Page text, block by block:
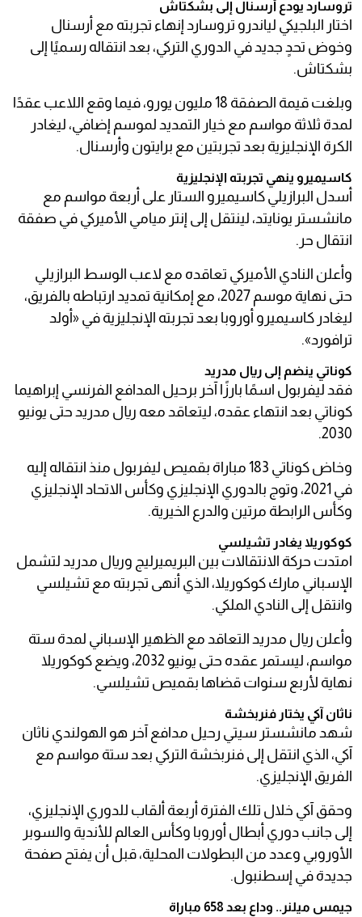
تروسارد يودع أرسنال إلى بشكتاش
اختار البلجيكي لياندرو تروسارد إنهاء تجربته مع أرسنال
وخوض تحدٍ جديد في الدوري التركي، بعد انتقاله رسميًا إلى
بشكتاش.
وبلغت قيمة الصفقة 18 مليون يورو، فيما وقع اللاعب عقدًا
لمدة ثلاثة مواسم مع خيار التمديد لموسم إضافي، ليغادر
الكرة الإنجليزية بعد تجربتين مع برايتون وأرسنال.
كاسيميرو ينهي تجربته الإنجليزية
أسدل البرازيلي كاسيميرو الستار على أربعة مواسم مع
مانشستر يونايتد، لينتقل إلى إنتر ميامي الأميركي في صفقة
انتقال حر.
وأعلن النادي الأميركي تعاقده مع لاعب الوسط البرازيلي
حتى نهاية موسم 2027، مع إمكانية تمديد ارتباطه بالفريق،
ليغادر كاسيميرو أوروبا بعد تجربته الإنجليزية في «أولد
ترافورد».
كوناتي ينضم إلى ريال مدريد
فقد ليفربول اسمًا بارزًا آخر برحيل المدافع الفرنسي إبراهيما
كوناتي بعد انتهاء عقده، ليتعاقد معه ريال مدريد حتى يونيو
2030.
وخاض كوناتي 183 مباراة بقميص ليفربول منذ انتقاله إليه
في 2021، وتوج بالدوري الإنجليزي وكأس الاتحاد الإنجليزي
وكأس الرابطة مرتين والدرع الخيرية.
كوكوريلا يغادر تشيلسي
امتدت حركة الانتقالات بين البريميرليج وريال مدريد لتشمل
الإسباني مارك كوكوريلا، الذي أنهى تجربته مع تشيلسي
وانتقل إلى النادي الملكي.
وأعلن ريال مدريد التعاقد مع الظهير الإسباني لمدة ستة
مواسم، ليستمر عقده حتى يونيو 2032، ويضع كوكوريلا
نهاية لأربع سنوات قضاها بقميص تشيلسي.
ناثان آكي يختار فنربخشة
شهد مانشستر سيتي رحيل مدافع آخر هو الهولندي ناثان
آكي، الذي انتقل إلى فنربخشة التركي بعد ستة مواسم مع
الفريق الإنجليزي.
وحقق آكي خلال تلك الفترة أربعة ألقاب للدوري الإنجليزي،
إلى جانب دوري أبطال أوروبا وكأس العالم للأندية والسوبر
الأوروبي وعدد من البطولات المحلية، قبل أن يفتح صفحة
جديدة في إسطنبول.
جيمس ميلنر.. وداع بعد 658 مباراة